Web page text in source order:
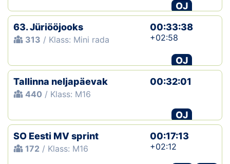
OJ
63. Jüriööjooks
313 / Klass: Mini rada
00:33:38
+02:58
OJ
Tallinna neljapäevak
440 / Klass: M16
00:32:01
OJ
SO Eesti MV sprint
172 / Klass: M16
00:17:13
+02:12